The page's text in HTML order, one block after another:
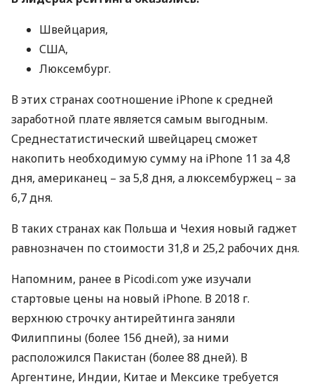
Швейцария,
США,
Люксембург.
В этих странах соотношение iPhone к средней
заработной плате является самым выгодным.
Среднестатистический швейцарец сможет
накопить необходимую сумму на iPhone 11 за 4,8
дня, американец – за 5,8 дня, a люксембуржец – за
6,7 дня.
В таких странах как Польша и Чехия новый гаджет
равнозначен по стоимости 31,8 и 25,2 рабочих дня.
Напомним, ранее в Picodi.com уже изучали
стартовые цены на новый iPhone. В 2018 г.
верхнюю строчку антирейтинга заняли
Филиппины (более 156 дней), за ними
расположился Пакистан (более 88 дней). В
Аргентине, Индии, Китае и Мексике требуется